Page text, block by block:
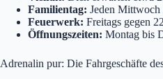
Familientag: Jeden Mittwoch
Feuerwerk: Freitags gegen
Öffnungszeiten: Montag bis
Adrenalin pur: Die Fahrgeschäfte